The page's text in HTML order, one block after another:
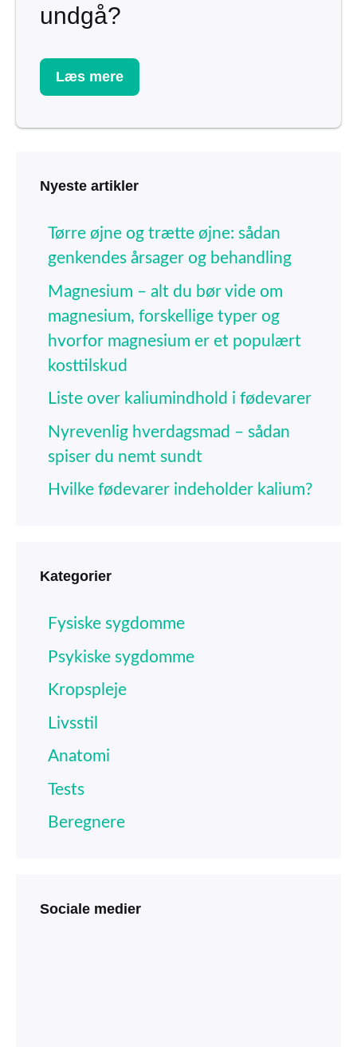
undgå?
Læs mere
Nyeste artikler
Tørre øjne og trætte øjne: sådan
genkendes årsager og behandling
Magnesium – alt du bør vide om
magnesium, forskellige typer og
hvorfor magnesium er et populært
kosttilskud
Liste over kaliumindhold i fødevarer
Nyrevenlig hverdagsmad – sådan
spiser du nemt sundt
Hvilke fødevarer indeholder kalium?
Kategorier
Fysiske sygdomme
Psykiske sygdomme
Kropspleje
Livsstil
Anatomi
Tests
Beregnere
Sociale medier